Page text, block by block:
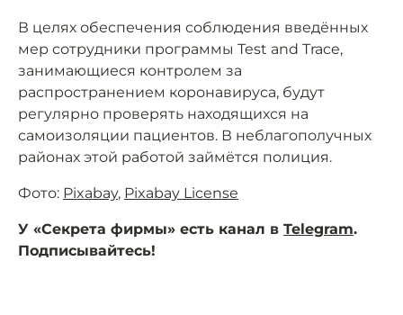
В целях обеспечения соблюдения введённых
мер сотрудники программы Test and Trace,
занимающиеся контролем за
распространением коронавируса, будут
регулярно проверять находящихся на
самоизоляции пациентов. В неблагополучных
районах этой работой займётся полиция.
Фото: Pixabay, Pixabay License
У «Секрета фирмы» есть канал в Telegram.
Подписывайтесь!